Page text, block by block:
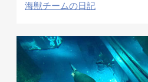
海獣チームの日記